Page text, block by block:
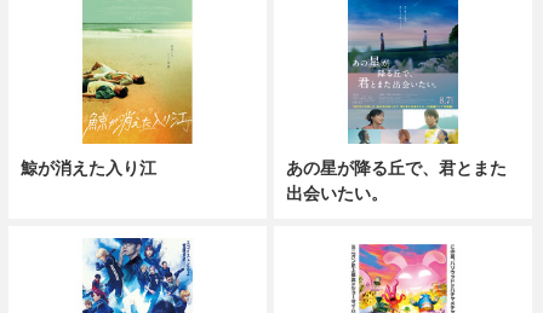
鯨が消えた入り江
あの星が降る丘で、君とまた
出会いたい。